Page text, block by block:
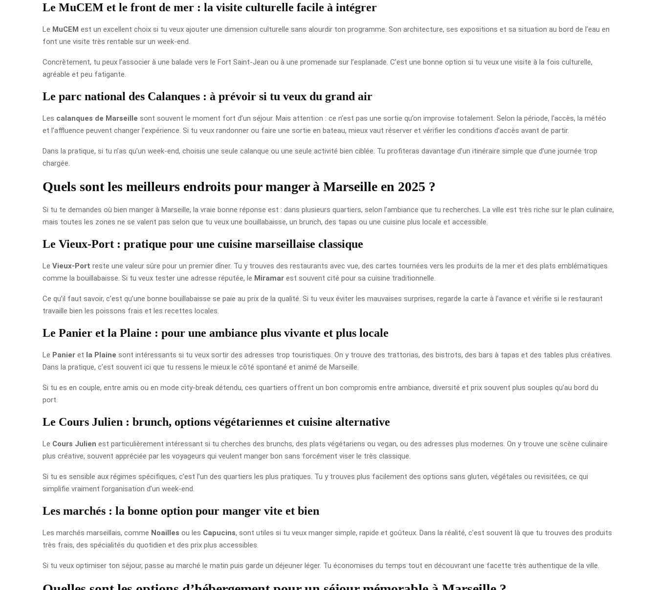
Le MuCEM et le front de mer : la visite culturelle facile à intégrer
Le MuCEM est un excellent choix si tu veux ajouter une dimension culturelle sans alourdir ton programme. Son architecture, ses expositions et sa situation au bord de l’eau en
font une visite très rentable sur un week-end.
Concrètement, tu peux l’associer à une balade vers le Fort Saint-Jean ou à une promenade sur l’esplanade. C’est une bonne option si tu veux une visite à la fois culturelle,
agréable et peu fatigante.
Le parc national des Calanques : à prévoir si tu veux du grand air
Les calanques de Marseille sont souvent le moment fort d’un séjour. Mais attention : ce n’est pas une sortie qu’on improvise totalement. Selon la période, l’accès, la météo
et l’affluence peuvent changer l’expérience. Si tu veux randonner ou faire une sortie en bateau, mieux vaut réserver et vérifier les conditions d’accès avant de partir.
Dans la pratique, si tu n’as qu’un week-end, choisis une seule calanque ou une seule activité bien ciblée. Tu profiteras davantage d’un itinéraire simple que d’une journée trop
chargée.
Quels sont les meilleurs endroits pour manger à Marseille en 2025 ?
Si tu te demandes où bien manger à Marseille, la vraie bonne réponse est : dans plusieurs quartiers, selon l’ambiance que tu recherches. La ville est très riche sur le plan culinaire,
mais toutes les zones ne se valent pas selon que tu veux une bouillabaisse, un brunch, des tapas ou une cuisine plus locale et accessible.
Le Vieux-Port : pratique pour une cuisine marseillaise classique
Le Vieux-Port reste une valeur sûre pour un premier dîner. Tu y trouves des restaurants avec vue, des cartes tournées vers les produits de la mer et des plats emblématiques
comme la bouillabaisse. Si tu veux tester une adresse réputée, le Miramar est souvent cité pour sa cuisine traditionnelle.
Ce qu’il faut savoir, c’est qu’une bonne bouillabaisse se paie au prix de la qualité. Si tu veux éviter les mauvaises surprises, regarde la carte à l’avance et vérifie si le restaurant
travaille bien les poissons frais et les recettes locales.
Le Panier et la Plaine : pour une ambiance plus vivante et plus locale
Le Panier et la Plaine sont intéressants si tu veux sortir des adresses trop touristiques. On y trouve des trattorias, des bistrots, des bars à tapas et des tables plus créatives.
Dans la pratique, c’est souvent ici que tu ressens le mieux le côté spontané et animé de Marseille.
Si tu es en couple, entre amis ou en mode city-break détendu, ces quartiers offrent un bon compromis entre ambiance, diversité et prix souvent plus souples qu’au bord du
port.
Le Cours Julien : brunch, options végétariennes et cuisine alternative
Le Cours Julien est particulièrement intéressant si tu cherches des brunchs, des plats végétariens ou vegan, ou des adresses plus modernes. On y trouve une scène culinaire
plus créative, souvent appréciée par les voyageurs qui veulent manger bon sans forcément viser le très classique.
Si tu es sensible aux régimes spécifiques, c’est l’un des quartiers les plus pratiques. Tu y trouves plus facilement des options sans gluten, végétales ou revisitées, ce qui
simplifie vraiment l’organisation d’un week-end.
Les marchés : la bonne option pour manger vite et bien
Les marchés marseillais, comme Noailles ou les Capucins, sont utiles si tu veux manger simple, rapide et goûteux. Dans la réalité, c’est souvent là que tu trouves des produits
très frais, des spécialités du quotidien et des prix plus accessibles.
Si tu veux optimiser ton séjour, passe au marché le matin puis garde un déjeuner léger. Tu économises du temps tout en découvrant une facette très authentique de la ville.